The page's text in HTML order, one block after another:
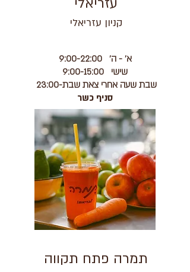
קניון עזריאלי
א' - ה' 9:00-22:00
שישי 9:00-15:00
שבת שעה אחרי צאת שבת-23:00
סניף כשר
כניסה נגישה למקום
קיימת חניית נכים בקרבת מקום
קיימים שרותי נכים בקרבת
מקום
תמרה פתח תקווה